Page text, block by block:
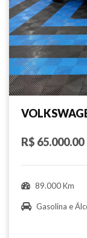
R$ 65.000.00
89.000 Km
Gasolina e